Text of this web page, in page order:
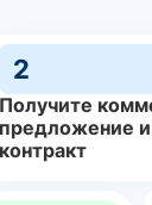
2
Получите
предложение
контракт